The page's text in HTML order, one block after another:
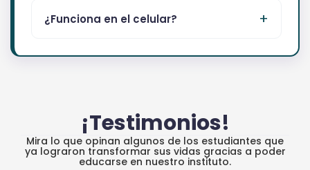
¿Funciona en el celular?
¡Testimonios!
Mira lo que opinan algunos de los estudiantes que
ya lograron transformar sus vidas gracias a poder
educarse en nuestro instituto.